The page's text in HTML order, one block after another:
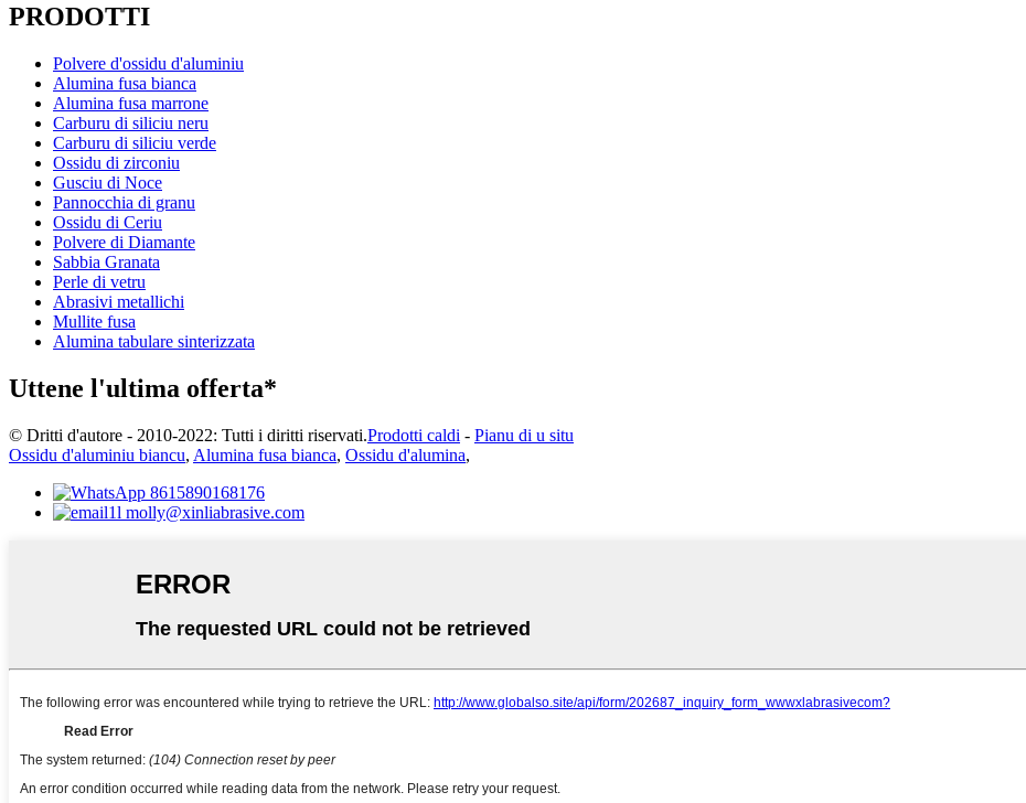
PRODOTTI
Polvere d'ossidu d'aluminiu
Alumina fusa bianca
Alumina fusa marrone
Carburu di siliciu neru
Carburu di siliciu verde
Ossidu di zirconiu
Gusciu di Noce
Pannocchia di granu
Ossidu di Ceriu
Polvere di Diamante
Sabbia Granata
Perle di vetru
Abrasivi metallichi
Mullite fusa
Alumina tabulare sinterizzata
Uttene l'ultima offerta*
© Dritti d'autore - 2010-2022: Tutti i diritti riservati.Prodotti caldi - Pianu di u situ
Ossidu d'aluminiu biancu, Alumina fusa bianca, Ossidu d'alumina,
8615890168176
molly@xinliabrasive.com